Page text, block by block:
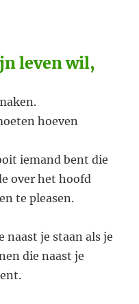
leven wil,
hoeven
iemand bent die
over het hoofd
te pleasen.
naast je staan als je
die naast je